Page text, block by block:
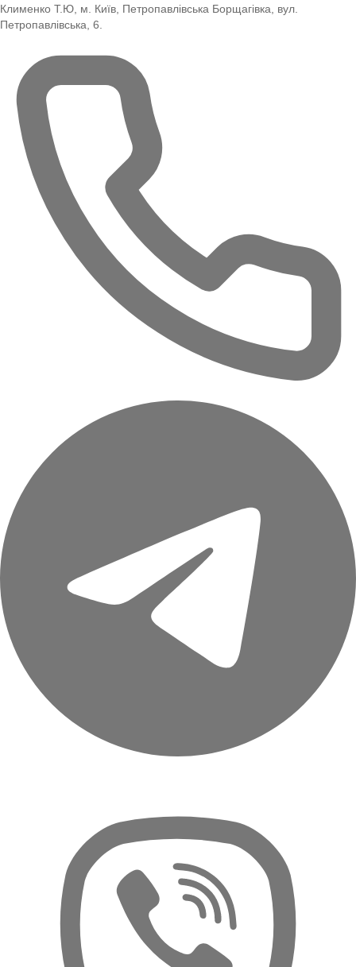
Клименко Т.Ю, м. Київ, Петропавлівська Борщагівка, вул.
Петропавлівська, 6.